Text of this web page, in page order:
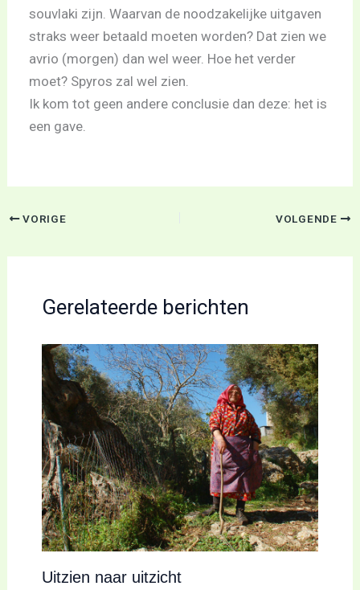
souvlaki zijn. Waarvan de noodzakelijke uitgaven
straks weer betaald moeten worden? Dat zien we
avrio (morgen) dan wel weer. Hoe het verder
moet? Spyros zal wel zien.
Ik kom tot geen andere conclusie dan deze: het is
een gave.
VORIGE VOLGENDE
Gerelateerde berichten
Uitzien naar uitzicht